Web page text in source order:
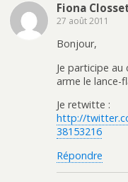
Fiona
27 août 2011
Bonjour,
Je participe au
arme le lance-
Je retwitte :
http://
38153216
Répondre